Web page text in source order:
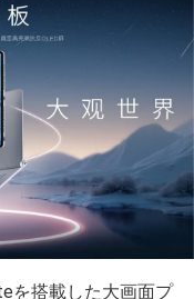
を搭載した大画面プ